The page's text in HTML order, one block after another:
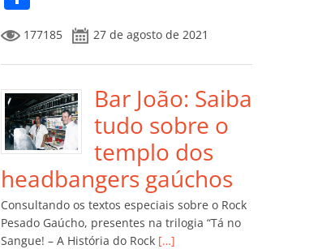
e
b
o
o
k
itt
er l s
A
p
p
e
dI
n
gl
e
Cl
a
ss
ro
o
m
Li
n
k
o
m
p
ar
til
h
ar
177185 27 de agosto de 2021
Bar João: Saiba
tudo sobre o
templo dos
headbangers gaúchos
Consultando os textos especiais sobre o Rock
Pesado Gaúcho, presentes na trilogia “Tá no
Sangue! – A História do Rock […]